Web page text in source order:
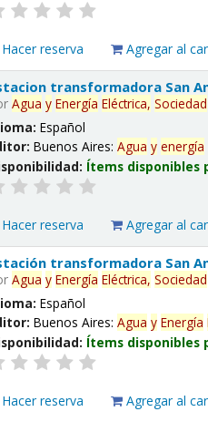
Hacer reserva Agregar al
transformadora San
Agua y Energía Eléctrica, Sociedad
Español
Buenos Aires:Agua y energía
Ítems
Hacer reserva Agregar al
transformadora San
Agua y Energía Eléctrica, Sociedad
Español
Buenos Aires:Agua y Energía
Ítems
Hacer reserva Agregar al